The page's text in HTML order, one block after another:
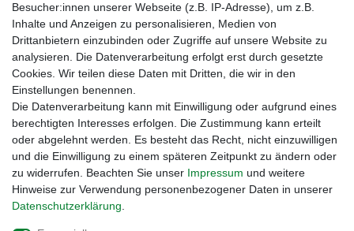
Zahlungsmöglichkeiten
Besucher:innen unserer Webseite (z.B. IP-Adresse), um z.B.
Inhalte und Anzeigen zu personalisieren, Medien von
Drittanbietern einzubinden oder Zugriffe auf unsere Website zu
analysieren. Die Datenverarbeitung erfolgt erst durch gesetzte
Cookies. Wir teilen diese Daten mit Dritten, die wir in den
Einstellungen benennen.
Die Datenverarbeitung kann mit Einwilligung oder aufgrund eines
berechtigten Interesses erfolgen. Die Zustimmung kann erteilt
oder abgelehnt werden. Es besteht das Recht, nicht einzuwilligen
und die Einwilligung zu einem späteren Zeitpunkt zu ändern oder
zu widerrufen. Beachten Sie unser Impressum und weitere
Hinweise zur Verwendung personenbezogener Daten in unserer
Daten­schutz­erklärung